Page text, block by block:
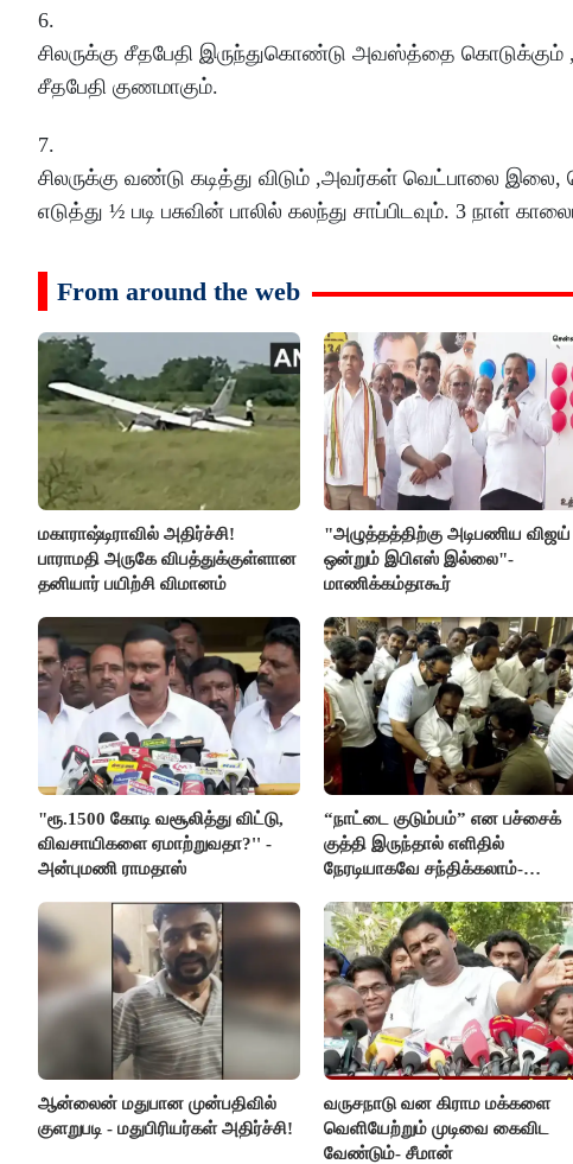
6.
சிலருக்கு சீதபேதி இருந்துகொண்டு அவஸ்த்தை
சீதபேதி குணமாகும்.
7.
சிலருக்கு வண்டு கடித்து விடும் ,அவர்கள் வெட்பாலை இலை,
எடுத்து ½ படி பசுவின் பாலில் கலந்து சாப்பிடவும். 3 நாள்
From around the web
மகாராஷ்டிராவில் அதிர்ச்சி!
பாராமதி அருகே விபத்துக்குள்ளான
தனியார் பயிற்சி விமானம்
"அழுத்தத்திற்கு அடிபணிய விஜய்
ஒன்றும் இபிஎஸ் இல்லை"-
மாணிக்கம்தாகூர்
"ரூ.1500 கோடி வசூலித்து விட்டு,
விவசாயிகளை ஏமாற்றுவதா?'' -
அன்புமணி ராமதாஸ்
“நாட்டை குடும்பம்” என பச்சைக்
குத்தி இருந்தால் எளிதில்
நேரடியாகவே சந்திக்கலாம்-
ஆன்லைன் மதுபான முன்பதிவில்
குளறுபடி - மதுபிரியர்கள் அதிர்ச்சி!
வருசநாடு வன கிராம மக்களை
வெளியேற்றும் முடிவை கைவிட
வேண்டும்- சீமான்